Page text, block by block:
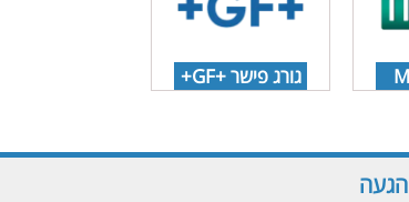
גורג פישר +GF+
הגעה